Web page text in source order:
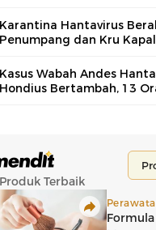
Karantina Hantavirus
Penumpang dan Kru
Kasus Wabah Andes
Hondius Bertambah, 13